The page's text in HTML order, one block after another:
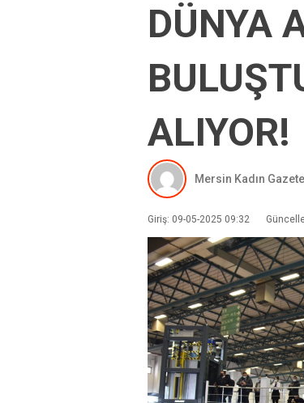
DÜNYA
ALIYOR!
Mersin Kadın
Giriş: 09-05-2025 09:32